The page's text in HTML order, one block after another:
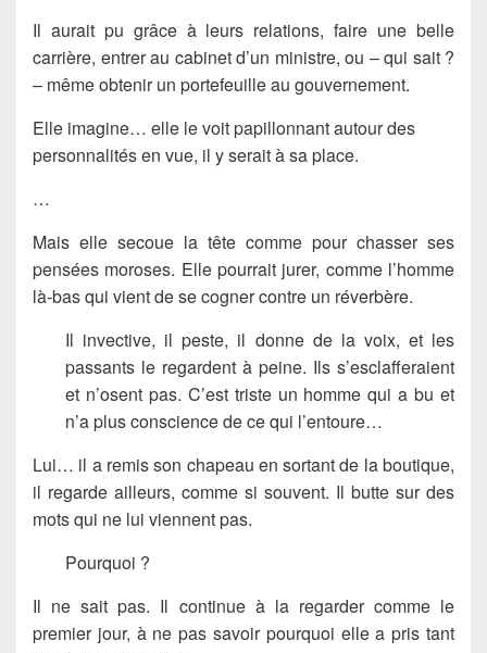
Il aurait pu grâce à leurs relations, faire une belle
carrière, entrer au cabinet d’un ministre, ou – qui sait ?
– même obtenir un portefeuille au gouvernement.
Elle imagine… elle le voit papillonnant autour des
personnalités en vue, il y serait à sa place.
…
Mais elle secoue la tête comme pour chasser ses
pensées moroses. Elle pourrait jurer, comme l’homme
là-bas qui vient de se cogner contre un réverbère.
Il invective, il peste, il donne de la voix, et les
passants le regardent à peine. Ils s’esclafferaient
et n’osent pas. C’est triste un homme qui a bu et
n’a plus conscience de ce qui l’entoure…
Lui… il a remis son chapeau en sortant de la boutique,
il regarde ailleurs, comme si souvent. Il butte sur des
mots qui ne lui viennent pas.
Pourquoi ?
Il ne sait pas. Il continue à la regarder comme le
premier jour, à ne pas savoir pourquoi elle a pris tant